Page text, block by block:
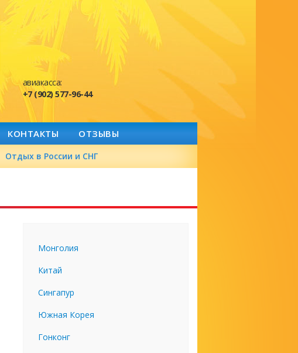
авиакасса:
+7 (902) 577-96-44
КОНТАКТЫ ОТЗЫВЫ
Отдых в России и СНГ
Монголия
Китай
Сингапур
Южная Корея
Гонконг